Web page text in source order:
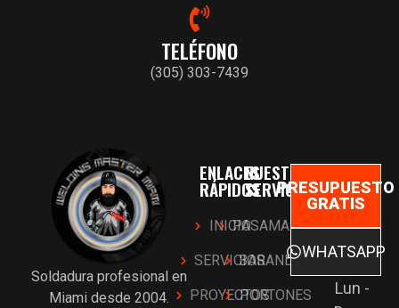
TELÉFONO
(305) 303-7439
Soldadura profesional en
Miami desde 2004.
ENLACES
RÁPIDOS
INICIO
SERVICIOS
PROYECTOS
NUESTROS
SERVICIOS
PASAMANOS
BARANDAS
PORTONES
PRESUPUESTO
GRATIS
WHATSAPP
Lun -